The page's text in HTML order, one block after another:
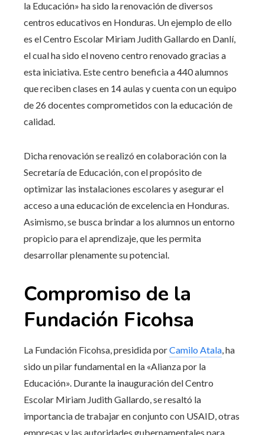
la Educación» ha sido la renovación de diversos
centros educativos en Honduras. Un ejemplo de ello
es el Centro Escolar Miriam Judith Gallardo en Danlí,
el cual ha sido el noveno centro renovado gracias a
esta iniciativa. Este centro beneficia a 440 alumnos
que reciben clases en 14 aulas y cuenta con un equipo
de 26 docentes comprometidos con la educación de
calidad.
Dicha renovación se realizó en colaboración con la
Secretaría de Educación, con el propósito de
optimizar las instalaciones escolares y asegurar el
acceso a una educación de excelencia en Honduras.
Asimismo, se busca brindar a los alumnos un entorno
propicio para el aprendizaje, que les permita
desarrollar plenamente su potencial.
Compromiso de la
Fundación Ficohsa
La Fundación Ficohsa, presidida porCamilo Atala, ha
sido un pilar fundamental en la «Alianza por la
Educación». Durante la inauguración del Centro
Escolar Miriam Judith Gallardo, se resaltó la
importancia de trabajar en conjunto con USAID, otras
empresas y las autoridades gubernamentales para